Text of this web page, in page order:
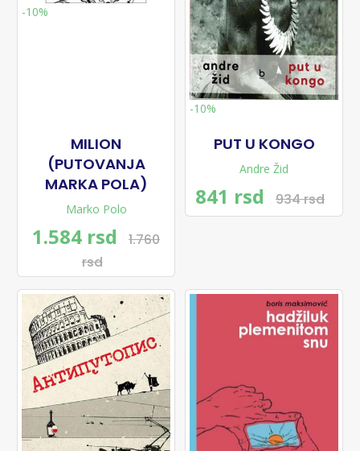
-10%
MILION
(PUTOVANJA
MARKA POLA)
Marko Polo
1.584 rsd
1.760
rsd
-10%
PUT U KONGO
Andre Žid
841 rsd 934 rsd